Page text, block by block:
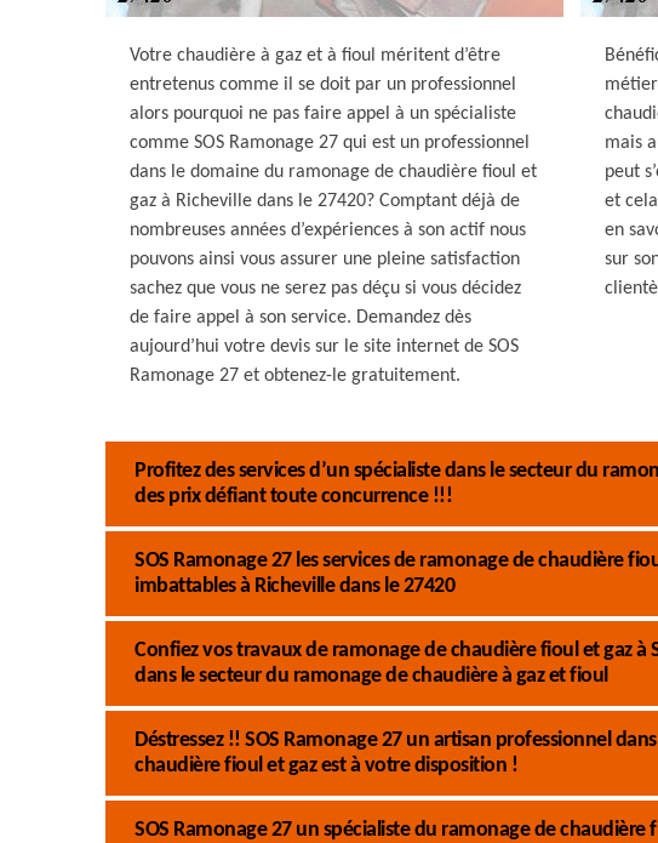
Votre chaudière à gaz et à fioul méritent d’être
entretenus comme il se doit par un professionnel
alors pourquoi ne pas faire appel à un spécialiste
comme SOS Ramonage 27 qui est un professionnel
dans le domaine du ramonage de chaudière fioul et
gaz à Richeville dans le 27420? Comptant déjà de
nombreuses années d’expériences à son actif nous
pouvons ainsi vous assurer une pleine satisfaction
sachez que vous ne serez pas déçu si vous décidez
de faire appel à son service. Demandez dès
aujourd’hui votre devis sur le site internet de SOS
Ramonage 27 et obtenez-le gratuitement.
mais
peut
et
en
sur
Profitez des services d’un spécialiste dans le secteur du
des prix défiant toute concurrence !!!
SOS Ramonage 27 les services de ramonage de chaudière
imbattables à Richeville dans le 27420
Confiez vos travaux de ramonage de chaudière fioul et gaz à
dans le secteur du ramonage de chaudière à gaz et fioul
Déstressez !! SOS Ramonage 27 un artisan professionnel
chaudière fioul et gaz est à votre disposition !
SOS Ramonage 27 un spécialiste du ramonage de chaudière